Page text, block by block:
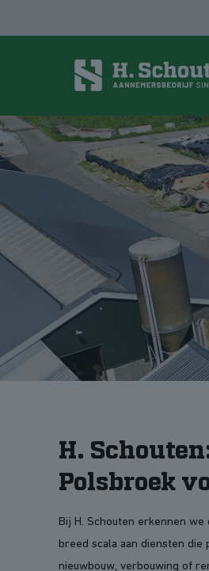
H.
Polsbroek
Bij H. Schouten erkennen
breed scala aan diensten
nieuwbouw, verbouwing of